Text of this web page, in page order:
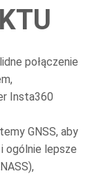
połączenie
Insta360
GNSS, aby
ogólnie lepsze